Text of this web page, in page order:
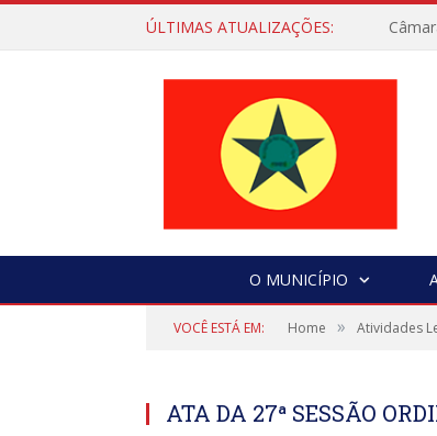
ÚLTIMAS ATUALIZAÇÕES:
O MUNICÍPIO
VOCÊ ESTÁ EM: Home » Atividades
ATA DA 27ª SESSÃO